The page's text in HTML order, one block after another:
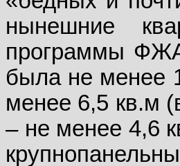
нынешние
программы
была не менее
менее 6,5 кв.м
– не менее 4,6